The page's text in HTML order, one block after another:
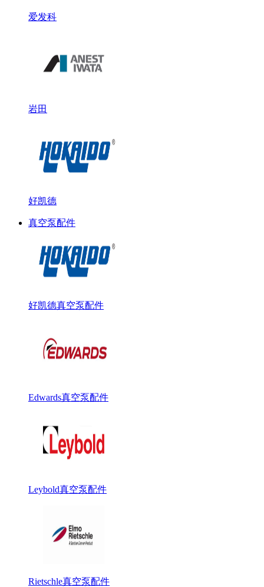
爱发科
岩田
好凯德
真空泵配件
好凯德真空泵配件
Edwards真空泵配件
Leybold真空泵配件
Rietschle真空泵配件